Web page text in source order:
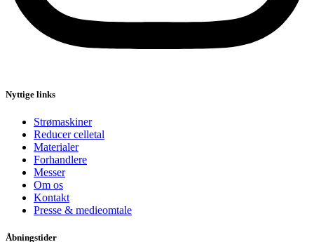
Nyttige links
Strømaskiner
Reducer celletal
Materialer
Forhandlere
Messer
Om os
Kontakt
Presse & medieomtale
Åbningstider